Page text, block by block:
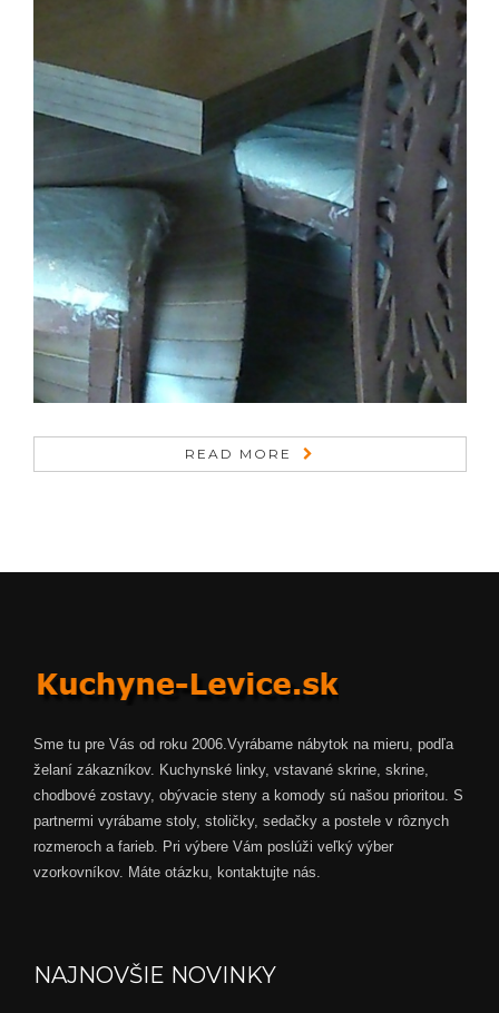
READ MORE
Sme tu pre Vás od roku 2006.Vyrábame nábytok na mieru, podľa
želaní zákazníkov. Kuchynské linky, vstavané skrine, skrine,
chodbové zostavy, obývacie steny a komody sú našou prioritou. S
partnermi vyrábame stoly, stoličky, sedačky a postele v rôznych
rozmeroch a farieb. Pri výbere Vám poslúži veľký výber
vzorkovníkov. Máte otázku, kontaktujte nás.
NAJNOVŠIE NOVINKY